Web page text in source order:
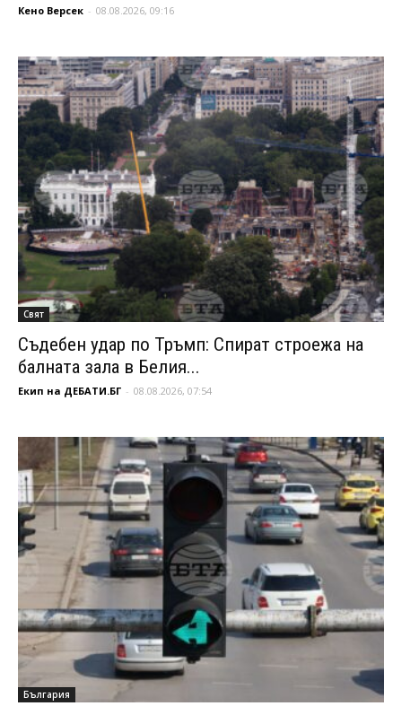
Кено Версек - 08.08.2026, 09:16
Свят
Съдебен удар по Тръмп: Спират строежа на
балната зала в Белия...
Екип на ДЕБАТИ.БГ - 08.08.2026, 07:54
България